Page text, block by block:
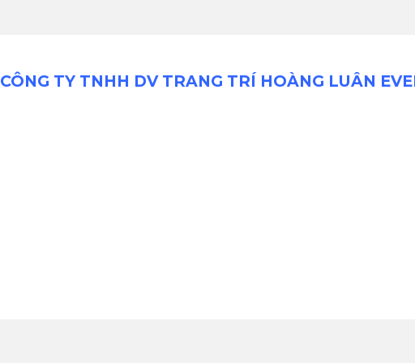
CÔNG TY TNHH DV TRANG TRÍ HOÀNG LUÂN